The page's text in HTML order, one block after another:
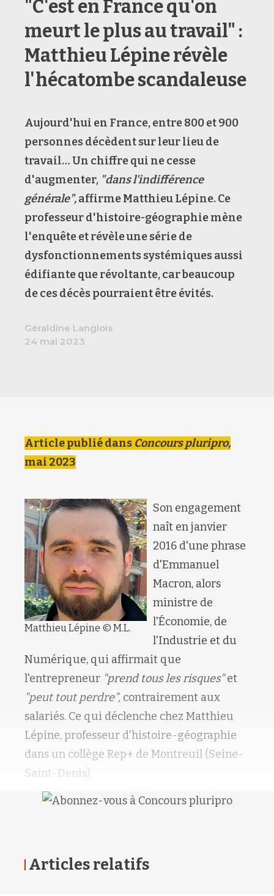
"C'est en France qu'on
meurt le plus au travail" :
Matthieu Lépine révèle
l'hécatombe scandaleuse
Aujourd'hui en France, entre 800 et 900
personnes décèdent sur leur lieu de
travail… Un chiffre qui ne cesse
d'augmenter, "dans l'indifférence
générale",affirme Matthieu Lépine. Ce
professeur d'histoire-géographie mène
l'enquête et révèle une série de
dysfonctionnements systémiques aussi
édifiante que révoltante, car beaucoup
de ces décès pourraient être évités.
Géraldine Langlois
24 mai 2023
Article publié dans Concours pluripro,
mai 2023
Matthieu Lépine © M.L.
Son engagement
naît en janvier
2016 d'une phrase
d'Emmanuel
Macron, alors
ministre de
l'Économie, de
l'Industrie et du
Numérique, qui affirmait que
l'entrepreneur "prend tous les risques"et
"peut tout perdre", contrairement aux
salariés. Ce qui déclenche chez Matthieu
Lépine, professeur d'histoire-géographie
dans un collège Rep+ de Montreuil (Seine-
Saint-Denis),
Articles relatifs